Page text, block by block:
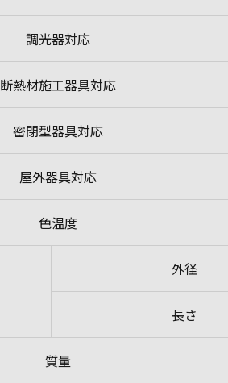
調光器対応
断熱材施工器具対応
密閉型器具対応
屋外器具対応
色温度
外径
長さ
質量